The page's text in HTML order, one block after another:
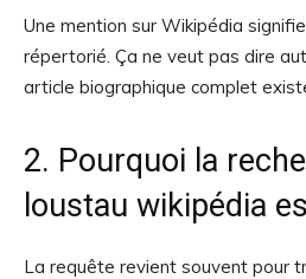
Une mention sur Wikipédia
répertorié. Ça ne veut pas dire
article biographique complet
2. Pourquoi la
loustau wikipédia
La requête revient souvent pour